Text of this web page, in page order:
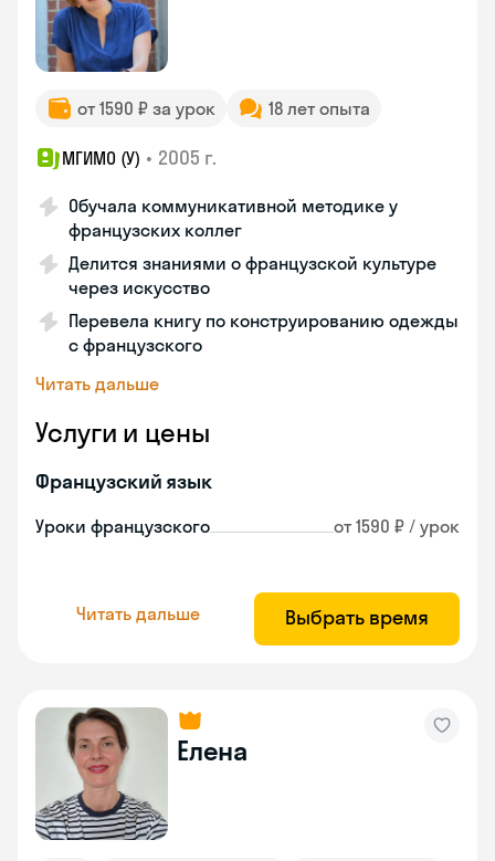
от 1590 ₽ за урок 18 лет опыта
МГИМО (У) • 2005 г.
Обучала коммуникативной методике у
французских коллег
Делится знаниями о французской культуре
через искусство
Перевела книгу по конструированию одежды
с французского
Читать дальше
Услуги и цены
Французский язык
Уроки французского от 1590 ₽ / урок
Читать дальше Выбрать время
Елена